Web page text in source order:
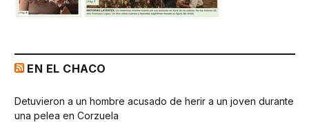
EN EL CHACO
Detuvieron a un hombre acusado de herir a un joven durante
una pelea en Corzuela